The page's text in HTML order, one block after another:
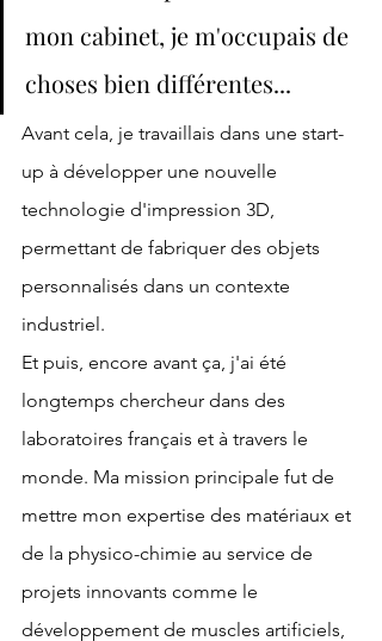
mon cabinet, je m'occupais de
choses bien différentes...
Avant cela, je travaillais dans une start-
up à développer une nouvelle
technologie d'impression 3D,
permettant de fabriquer des objets
personnalisés dans un contexte
industriel.
Et puis, encore avant ça, j'ai été
longtemps chercheur dans des
laboratoires français et à travers le
monde. Ma mission principale fut de
mettre mon expertise des matériaux et
de la physico-chimie au service de
projets innovants comme le
développement de muscles artificiels,